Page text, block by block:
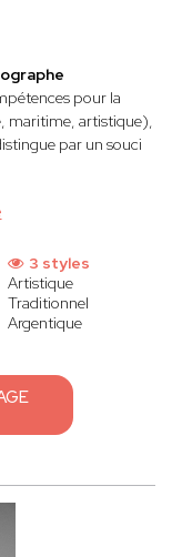
pour la
maritime, artistique),
par un souci
3 styles
Artistique
Traditionnel
Argentique